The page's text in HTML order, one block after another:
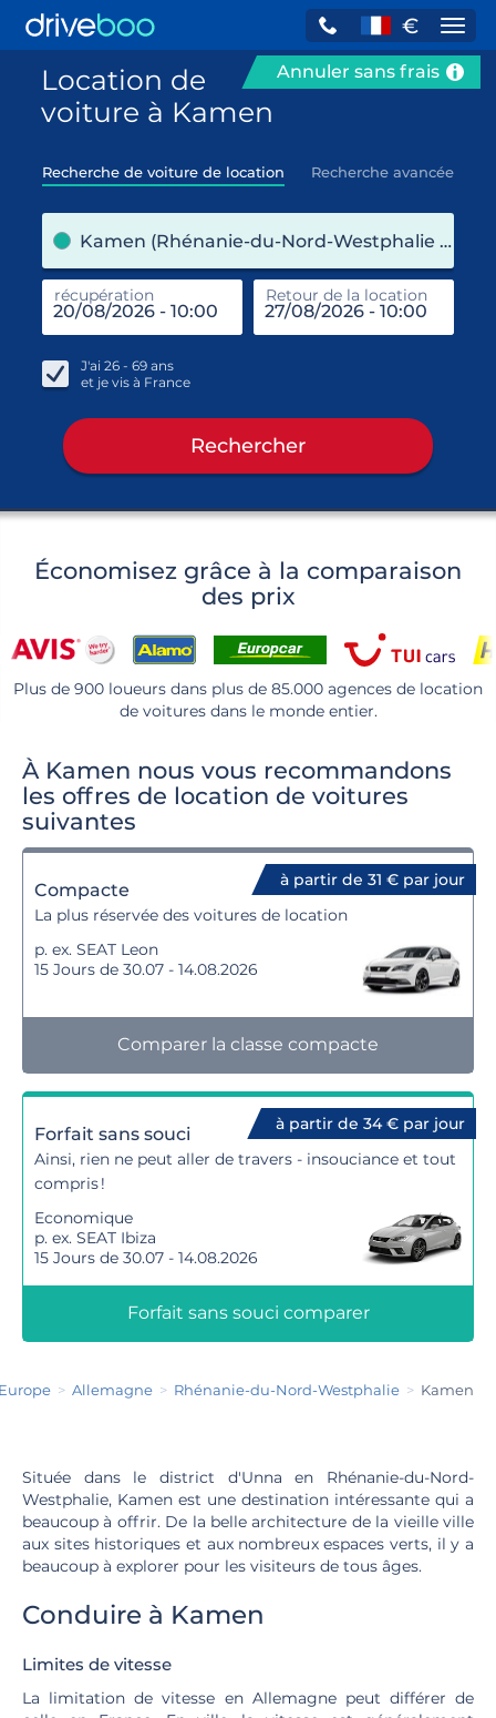
€
Annuler sans frais
Location de
voiture à Kamen
Recherche de voiture de location Recherche avancée
Kamen (Rhénanie-du-Nord-Westphalie / Allemagne)
récupération Retour de la location
J'ai 26 - 69 ans
et je vis à France
Rechercher
Économisez grâce à la comparaison
des prix
Plus de 900 loueurs dans plus de 85.000 agences de location
de voitures dans le monde entier.
À Kamen nous vous recommandons
les offres de location de voitures
suivantes
à partir de 31 € par jour
Compacte
La plus réservée des voitures de location
p. ex. SEAT Leon
15 Jours de 30.07 - 14.08.2026
Comparer la classe compacte
à partir de 34 € par jour
Forfait sans souci
Ainsi, rien ne peut aller de travers - insouciance et tout
compris !
Economique
p. ex. SEAT Ibiza
15 Jours de 30.07 - 14.08.2026
Forfait sans souci comparer
Allemagne Rhénanie-du-Nord-Westphalie Kamen
Située dans le district d'Unna en Rhénanie-du-Nord-
Westphalie, Kamen est une destination intéressante qui a
beaucoup à offrir. De la belle architecture de la vieille ville
aux sites historiques et aux nombreux espaces verts, il y a
beaucoup à explorer pour les visiteurs de tous âges.
Conduire à Kamen
Limites de vitesse
La limitation de vitesse en Allemagne peut différer de